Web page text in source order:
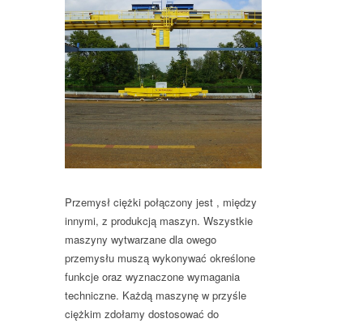
Przemysł ciężki połączony jest , między
innymi, z produkcją maszyn. Wszystkie
maszyny wytwarzane dla owego
przemysłu muszą wykonywać określone
funkcje oraz wyznaczone wymagania
techniczne. Każdą maszynę w przyśle
ciężkim zdołamy dostosować do